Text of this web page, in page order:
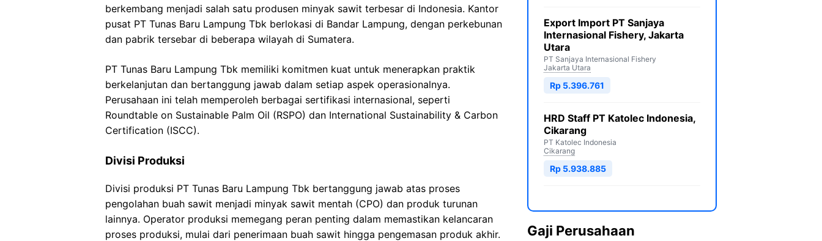
berkembang menjadi salah satu produsen minyak sawit terbesar di Indonesia. Kantor
pusat PT Tunas Baru Lampung Tbk berlokasi di Bandar Lampung, dengan perkebunan
dan pabrik tersebar di beberapa wilayah di Sumatera.
PT Tunas Baru Lampung Tbk memiliki komitmen kuat untuk menerapkan praktik
berkelanjutan dan bertanggung jawab dalam setiap aspek operasionalnya.
Perusahaan ini telah memperoleh berbagai sertifikasi internasional, seperti
Roundtable on Sustainable Palm Oil (RSPO) dan International Sustainability & Carbon
Certification (ISCC).
Divisi Produksi
Divisi produksi PT Tunas Baru Lampung Tbk bertanggung jawab atas proses
pengolahan buah sawit menjadi minyak sawit mentah (CPO) dan produk turunan
lainnya. Operator produksi memegang peran penting dalam memastikan kelancaran
proses produksi, mulai dari penerimaan buah sawit hingga pengemasan produk akhir.
Export Import PT Sanjaya
Internasional Fishery, Jakarta
Utara
PT Sanjaya Internasional Fishery
Jakarta Utara
Rp 5.396.761
HRD Staff PT Katolec Indonesia,
Cikarang
PT Katolec Indonesia
Cikarang
Rp 5.938.885
Gaji Perusahaan